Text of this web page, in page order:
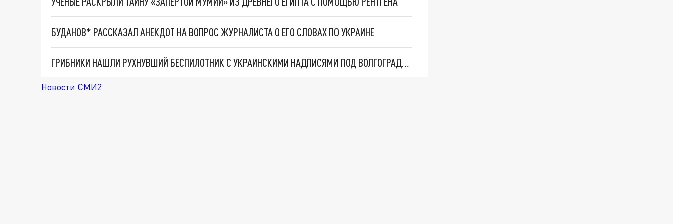
БУДАНОВ* РАССКАЗАЛ АНЕКДОТ НА ВОПРОС ЖУРНАЛИСТА О ЕГО СЛОВАХ ПО УКРАИНЕ
ГРИБНИКИ НАШЛИ РУХНУВШИЙ БЕСПИЛОТНИК С УКРАИНСКИМИ НАДПИСЯМИ ПОД ВОЛГОГРАДОМ
Новости СМИ2